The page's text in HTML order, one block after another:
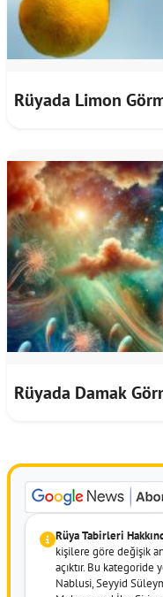
Rüyada Limon
Rüyada Damak
Rüya Tabirleri
kişilere göre değişik
açıktır. Bu
Nablusi, Seyyid